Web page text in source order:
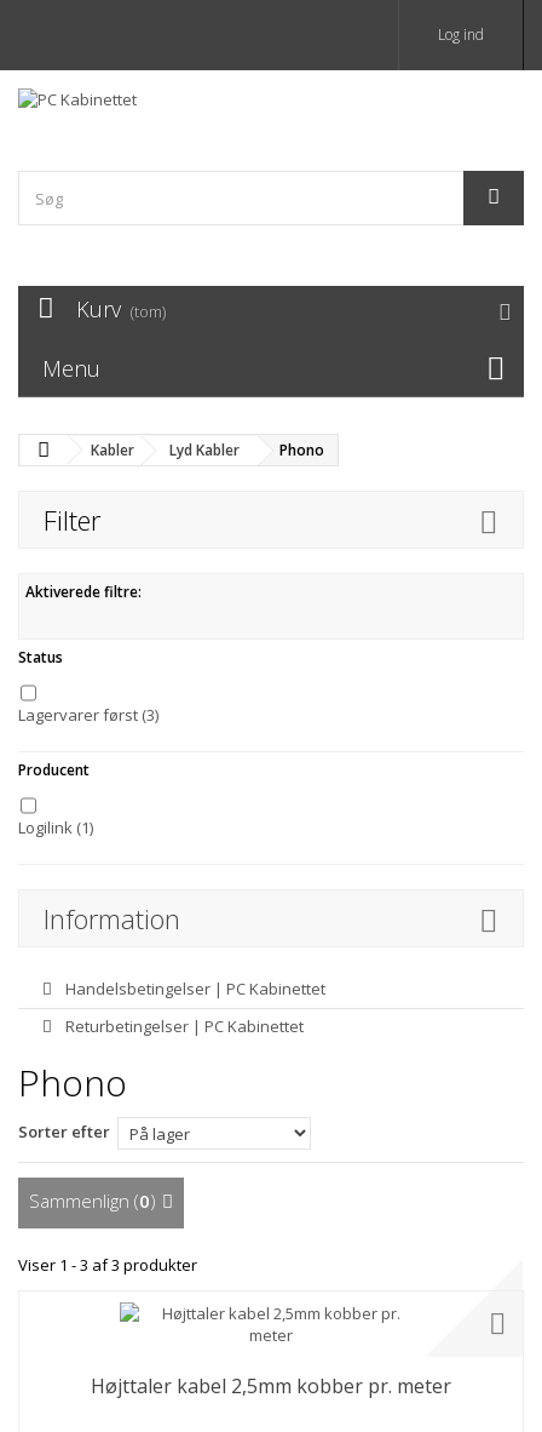
Log ind
Kurv (tom)
Menu
Kabler Lyd Kabler Phono
Filter
Aktiverede filtre:
Status
Lagervarer først (3)
Producent
Logilink (1)
Information
Handelsbetingelser | PC Kabinettet
Returbetingelser | PC Kabinettet
Phono
Sorter efter
Sammenlign (0)
Viser 1 - 3 af 3 produkter
Højttaler kabel 2,5mm kobber pr. meter